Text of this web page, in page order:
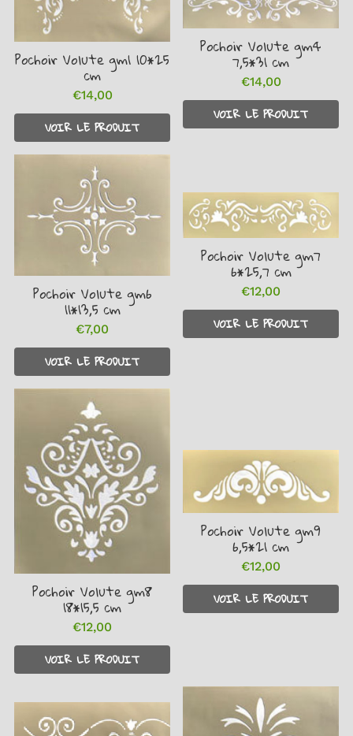
Pochoir Volute gm1 10*25
cm
Prix
régulier
€14,00
VOIR LE PRODUIT
Pochoir Volute gm4
7,5*31 cm
Prix
régulier
€14,00
VOIR LE PRODUIT
Pochoir Volute gm6
11*13,5 cm
Prix
régulier
€7,00
VOIR LE PRODUIT
Pochoir Volute gm7
6*25,7 cm
Prix
régulier
€12,00
VOIR LE PRODUIT
Pochoir Volute gm8
18*15,5 cm
Prix
régulier
€12,00
VOIR LE PRODUIT
Pochoir Volute gm9
6,5*21 cm
Prix
régulier
€12,00
VOIR LE PRODUIT